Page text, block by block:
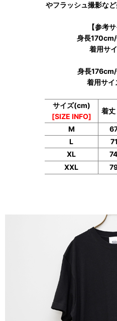
やフラッシュ撮影など
【参考
身長
着用サ
身長
着用サ
サイズ(cm)
[SIZE INFO]
着丈
M
L
71
XL
74
XXL